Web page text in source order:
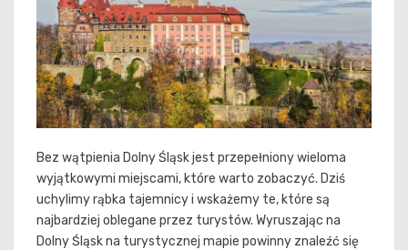
Bez wątpienia Dolny Śląsk jest przepełniony wieloma
wyjątkowymi miejscami, które warto zobaczyć. Dziś
uchylimy rąbka tajemnicy i wskażemy te, które są
najbardziej oblegane przez turystów. Wyruszając na
Dolny Śląsk na turystycznej mapie powinny znaleźć się